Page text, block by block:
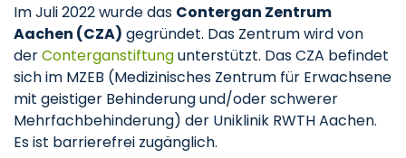
Im Juli 2022 wurde das Contergan Zentrum
Aachen (CZA) gegründet. Das Zentrum wird von
derConterganstiftungunterstützt. Das CZA befindet
sich im MZEB (Medizinisches Zentrum für Erwachsene
mit geistiger Behinderung und/oder schwerer
Mehrfachbehinderung) der Uniklinik RWTH Aachen.
Es ist barrierefrei zugänglich.